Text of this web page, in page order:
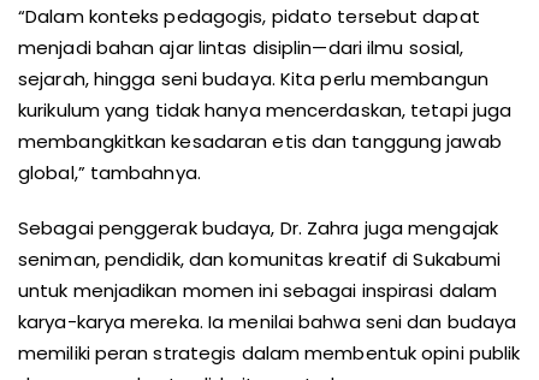
“Dalam konteks pedagogis, pidato tersebut dapat
menjadi bahan ajar lintas disiplin—dari ilmu sosial,
sejarah, hingga seni budaya. Kita perlu membangun
kurikulum yang tidak hanya mencerdaskan, tetapi juga
membangkitkan kesadaran etis dan tanggung jawab
global,” tambahnya.
Sebagai penggerak budaya, Dr. Zahra juga mengajak
seniman, pendidik, dan komunitas kreatif di Sukabumi
untuk menjadikan momen ini sebagai inspirasi dalam
karya-karya mereka. Ia menilai bahwa seni dan budaya
memiliki peran strategis dalam membentuk opini publik